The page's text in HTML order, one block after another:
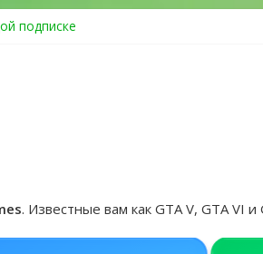
подписке
. Известные вам как GTA V, GTA VI и